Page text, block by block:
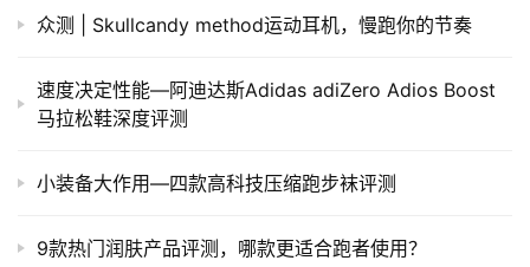
众测 | Skullcandy method运动耳机，慢跑你的节奏
速度决定性能—阿迪达斯Adidas adiZero Adios Boost
马拉松鞋深度评测
小装备大作用—四款高科技压缩跑步袜评测
9款热门润肤产品评测，哪款更适合跑者使用？